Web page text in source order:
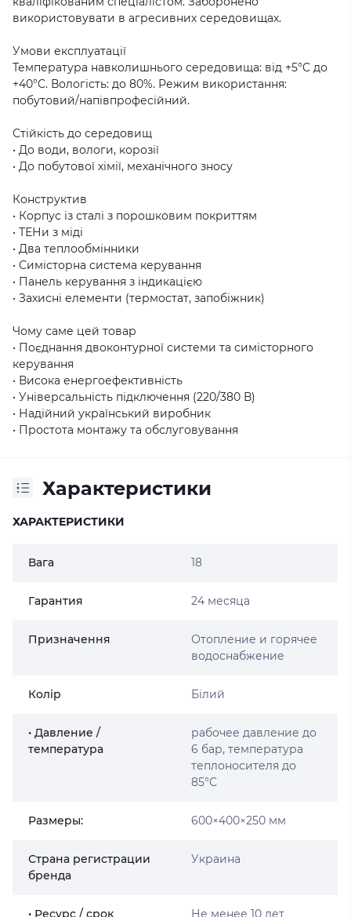
використовувати в агресивних середовищах.
Умови експлуатації
Температура навколишнього середовища: від +5°C до
+40°C. Вологість: до 80%. Режим використання:
побутовий/напівпрофесійний.
Стійкість до середовищ
• До води, вологи, корозії
• До побутової хімії, механічного зносу
Конструктив
• Корпус із сталі з порошковим покриттям
• ТЕНи з міді
• Два теплообмінники
• Симісторна система керування
• Панель керування з індикацією
• Захисні елементи (термостат, запобіжник)
Чому саме цей товар
• Поєднання двоконтурної системи та симісторного
керування
• Висока енергоефективність
• Універсальність підключення (220/380 В)
• Надійний український виробник
• Простота монтажу та обслуговування
Характеристики
ХАРАКТЕРИСТИКИ
Вага 18
Гарантия 24 месяца
Призначення
Отопление и горячее
водоснабжение
Колір Білий
• Давление /
температура
рабочее давление до
6 бар, температура
теплоносителя до
85°C
Размеры: 600×400×250 мм
Страна регистрации
бренда
Украина
• Ресурс / срок
Не менее 10 лет